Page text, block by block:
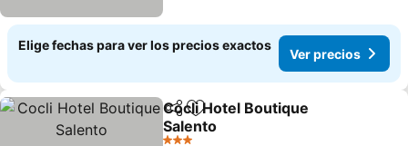
Elige fechas para ver los precios exactos
Ver precios
CompartirAgregar a favoritos
Cocli Hotel Boutique
Salento